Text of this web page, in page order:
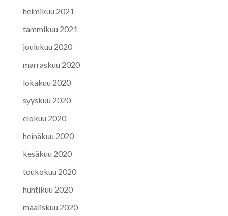
helmikuu 2021
tammikuu 2021
joulukuu 2020
marraskuu 2020
lokakuu 2020
syyskuu 2020
elokuu 2020
heinäkuu 2020
kesäkuu 2020
toukokuu 2020
huhtikuu 2020
maaliskuu 2020